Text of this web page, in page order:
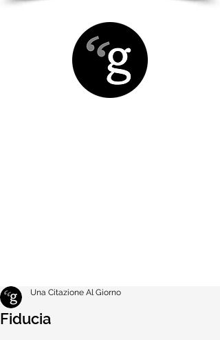
Fiducia
Una Citazione Al Giorno